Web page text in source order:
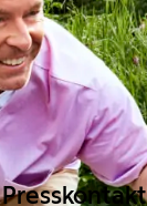
Presskontakt